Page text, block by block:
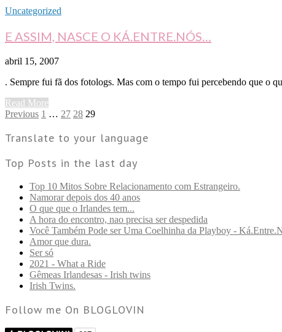
Uncategorized
E ASSIM, NASCE O KÁ.ENTRE.NÓS…
abril 15, 2007
. Sempre fui fã dos fotologs. Mas com o tempo fui percebendo que o
Read More
Previous 1 … 27 28 29
Translate to your language
Top Posts in the last day
Top 10 Mitos Sobre Relacionamento com Estrangeiro.
Namorar depois dos 40 anos
O que que o Irlandes tem...
A hora do encontro, nao precisa ser despedida
Você Também Pode ser Uma Coelhinha da Playboy -
Amor que dura.
Ser só
2021 - What a Ride
Gêmeas Irlandesas - Irish twins
Irish Twins.
Follow me On BLOGLOVIN